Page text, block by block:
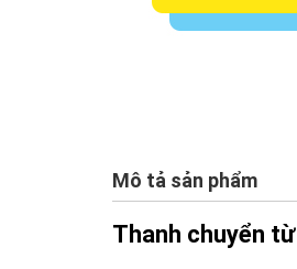
Mô tả sản phẩm
Thanh chuyển